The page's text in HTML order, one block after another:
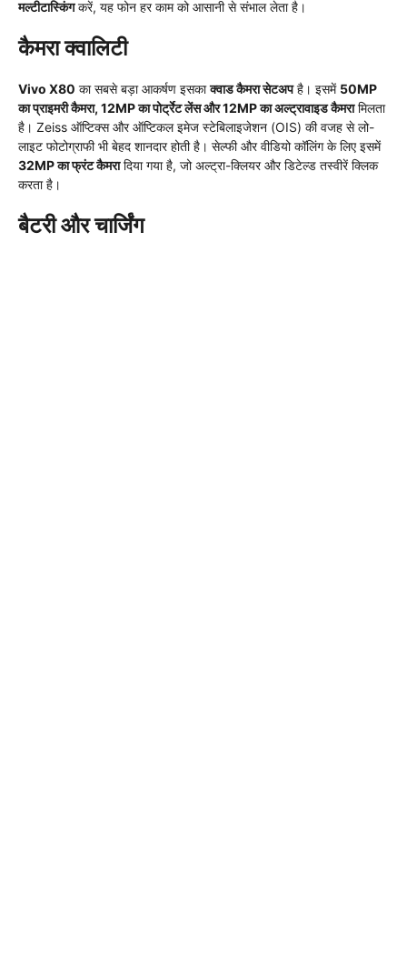
मल्टीटास्किंगकरें, यह फोन हर काम को आसानी से संभाल लेता है।
कैमरा क्वालिटी
Vivo X80 का सबसे बड़ा आकर्षण इसकाक्वाड कैमरा सेटअपहै। इसमें 50MP
का प्राइमरी कैमरा, 12MP का पोर्ट्रेट लेंस और 12MP का अल्ट्रावाइड कैमरामिलता
है। Zeiss ऑप्टिक्स और ऑप्टिकल इमेज स्टेबिलाइजेशन (OIS) की वजह से लो-
लाइट फोटोग्राफी भी बेहद शानदार होती है। सेल्फी और वीडियो कॉलिंग के लिए इसमें
32MP का फ्रंट कैमरादिया गया है, जो अल्ट्रा-क्लियर और डिटेल्ड तस्वीरें क्लिक
करता है।
बैटरी और चार्जिंग